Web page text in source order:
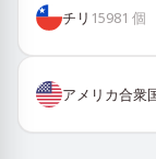
チリ 15981 個
アメリカ合衆